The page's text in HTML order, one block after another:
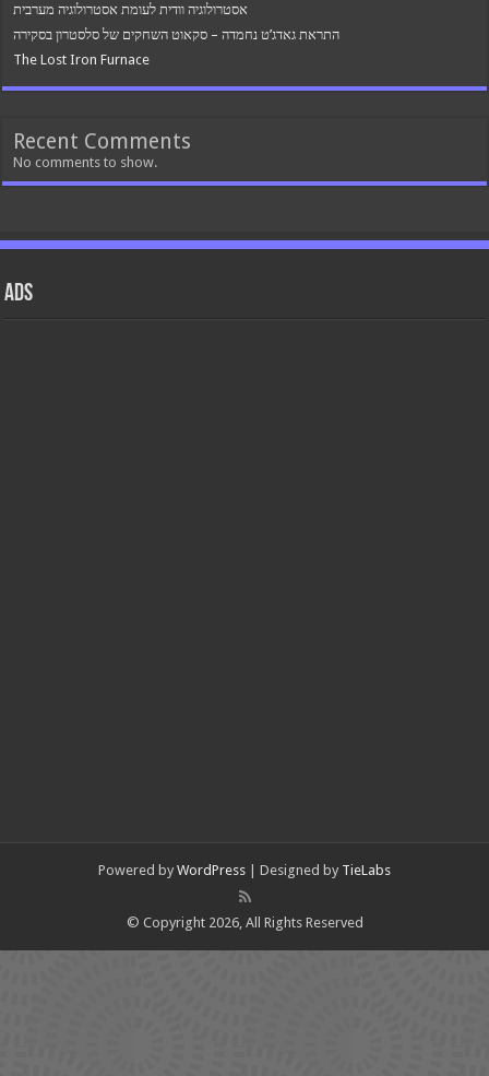
אסטרולוגיה וודית לעומת אסטרולוגיה מערבית
התראת גאדג’ט נחמדה – סקאוט השחקים של סלסטרון בסקירה
The Lost Iron Furnace
Recent Comments
No comments to show.
ads
Powered by WordPress | Designed by TieLabs
© Copyright 2026, All Rights Reserved